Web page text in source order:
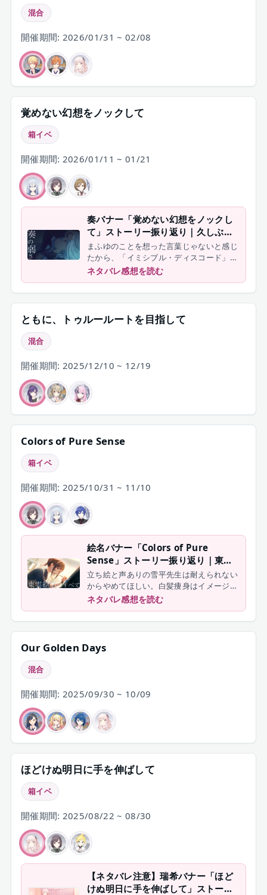
混合
開催期間: 2026/01/31 ~ 02/08
覚めない幻想をノックして
箱イベ
開催期間: 2026/01/11 ~ 01/21
奏バナー「覚めない幻想をノックし
て」ストーリー振り返り｜久しぶり
にニゴニゴしてきた
まふゆのことを想った言葉じゃないと感じ
たから、「イミシブル・ディスコード」で
はまふゆ母を拒絶した。やり直したいとい
う気持ちが本心だと感じたから、「」では
許容した。
ネタバレ感想を読む
ともに、トゥルールートを目指して
混合
開催期間: 2025/12/10 ~ 12/19
Colors of Pure Sense
箱イベ
開催期間: 2025/10/31 ~ 11/10
絵名バナー「Colors of Pure
Sense」ストーリー振り返り｜東雲
絵名の全部が詰まってる
立ち絵と声ありの雪平先生は耐えられない
からやめてほしい。白髪痩身はイメージ通
りすぎ。
ネタバレ感想を読む
Our Golden Days
混合
開催期間: 2025/09/30 ~ 10/09
ほどけぬ明日に手を伸ばして
箱イベ
開催期間: 2025/08/22 ~ 08/30
【ネタバレ注意】瑞希バナー「ほど
けぬ明日に手を伸ばして」ストーリ